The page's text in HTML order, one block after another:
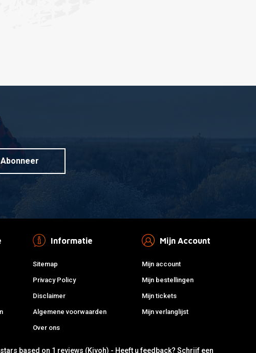
Abonneer
Informatie
Sitemap
Privacy Policy
Disclaimer
Algemene voorwaarden
Over ons
Mijn Account
Mijn account
Mijn bestellingen
Mijn tickets
Mijn verlanglijst
based on 1 reviews (Kiyoh) - Heeft u feedback?Schrijf een